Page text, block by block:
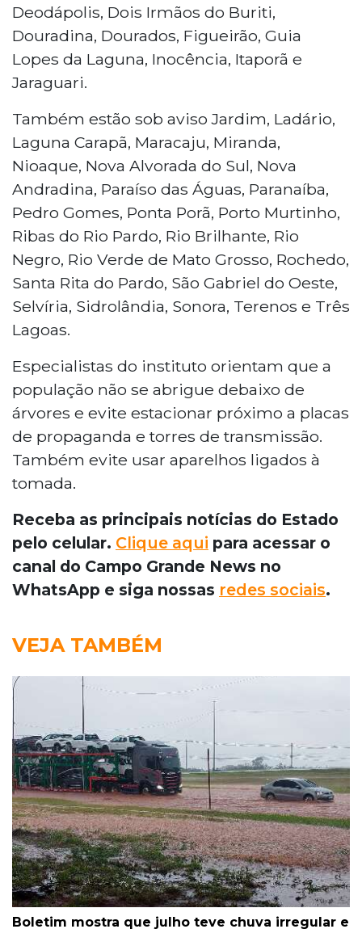
Deodápolis, Dois Irmãos do Buriti,
Douradina, Dourados, Figueirão, Guia
Lopes da Laguna, Inocência, Itaporã e
Jaraguari.
Também estão sob aviso Jardim, Ladário,
Laguna Carapã, Maracaju, Miranda,
Nioaque, Nova Alvorada do Sul, Nova
Andradina, Paraíso das Águas, Paranaíba,
Pedro Gomes, Ponta Porã, Porto Murtinho,
Ribas do Rio Pardo, Rio Brilhante, Rio
Negro, Rio Verde de Mato Grosso, Rochedo,
Santa Rita do Pardo, São Gabriel do Oeste,
Selvíria, Sidrolândia, Sonora, Terenos e Três
Lagoas.
Especialistas do instituto orientam que a
população não se abrigue debaixo de
árvores e evite estacionar próximo a placas
de propaganda e torres de transmissão.
Também evite usar aparelhos ligados à
tomada.
Receba as principais notícias do Estado
pelo celular. Clique aqui para acessar o
canal do Campo Grande News no
WhatsApp e siga nossas redes sociais.
VEJA TAMBÉM
Boletim mostra que julho teve chuva irregular e